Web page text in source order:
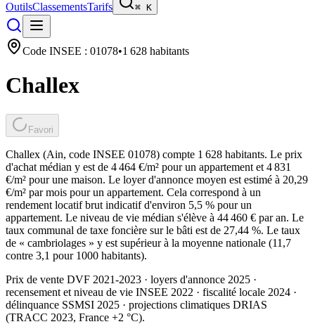
OutilsClassementsTarifs ⌘ K
Code INSEE : 01078•1 628 habitants
Challex
Favori
Challex (Ain, code INSEE 01078) compte 1 628 habitants. Le prix
d'achat médian y est de 4 464 €/m² pour un appartement et 4 831
€/m² pour une maison. Le loyer d'annonce moyen est estimé à 20,29
€/m² par mois pour un appartement. Cela correspond à un
rendement locatif brut indicatif d'environ 5,5 % pour un
appartement. Le niveau de vie médian s'élève à 44 460 € par an. Le
taux communal de taxe foncière sur le bâti est de 27,44 %. Le taux
de « cambriolages » y est supérieur à la moyenne nationale (11,7
contre 3,1 pour 1000 habitants).
Prix de vente DVF 2021-2023 · loyers d'annonce 2025 ·
recensement et niveau de vie INSEE 2022 · fiscalité locale 2024 ·
délinquance SSMSI 2025 · projections climatiques DRIAS
(TRACC 2023, France +2 °C).